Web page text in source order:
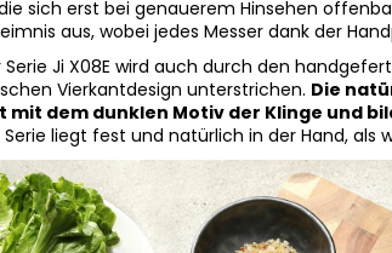
sich erst bei genauerem Hinsehen
aus, wobei jedes Messer dank der
Serie Ji X08E wird auch durch den
Vierkantdesign unterstrichen. Die
dem dunklen Motiv der Klinge und
Serie liegt fest und natürlich in der Hand, als